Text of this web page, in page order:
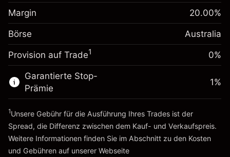
Positionsgröße mit Hebelwirkung
~A$5,000.00
Geld aus Hebelwirkung ~
Zur Plattform
Anpassung der
Übernachtfinanzierung
fremdfinanzierten
Positionswert
0.000884
%
(A$0.04)
Positionsgröße mit Hebelwirkung
~A$5,000.00
Geld aus Hebelwirkung ~
Zur Plattform
Margin 20.00%
Börse Australia
Provision auf Trade1 0%
Garantierte Stop-
Prämie
1%
1Unsere Gebühr für die Ausführung Ihres Trades ist der
Spread, die Differenz zwischen dem Kauf- und Verkaufspreis.
Weitere Informationen finden Sie im Abschnitt zu den Kosten
und Gebühren auf unserer Webseite